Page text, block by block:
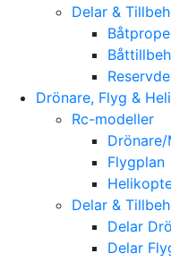
Delar &
Drönare, Flyg & Heli
Rc-modeller
Flygplan
Delar &
Delar
Delar